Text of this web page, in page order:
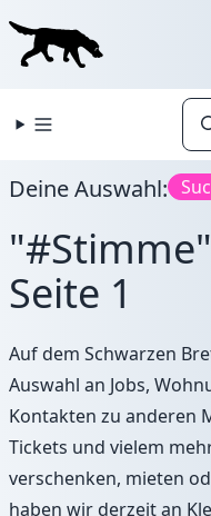
Deine Auswahl:
Seite 1
Auf dem Schwarzen
Auswahl an Jobs,
Kontakten zu anderen
Tickets und vielem
verschenken, mieten
haben wir derzeit an